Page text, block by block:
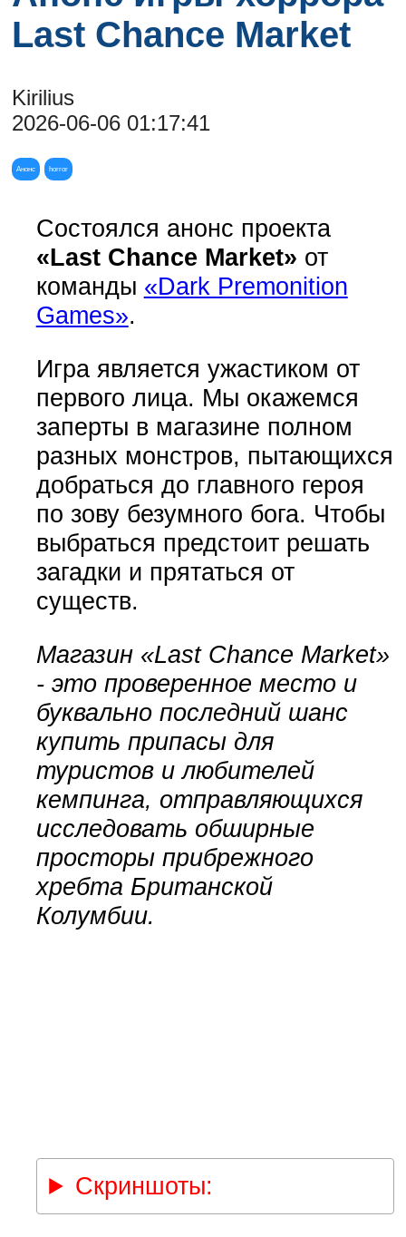
Last Chance Market
Kirilius
2026-06-06 01:17:41
Анонс horror
Состоялся анонс проекта
«Last Chance Market» от
команды «Dark Premonition
Games».
Игра является ужастиком от
первого лица. Мы окажемся
заперты в магазине полном
разных монстров, пытающихся
добраться до главного героя
по зову безумного бога. Чтобы
выбраться предстоит решать
загадки и прятаться от
существ.
Магазин «Last Chance Market»
- это проверенное место и
буквально последний шанс
купить припасы для
туристов и любителей
кемпинга, отправляющихся
исследовать обширные
просторы прибрежного
хребта Британской
Колумбии.
Скриншоты: